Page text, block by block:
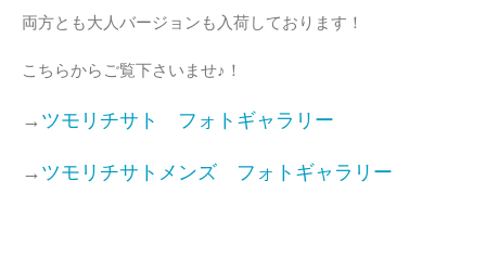
両方とも大人バージョンも入荷しております！
こちらからご覧下さいませ♪！
→ツモリチサト フォトギャラリー
→ツモリチサトメンズ フォトギャラリー